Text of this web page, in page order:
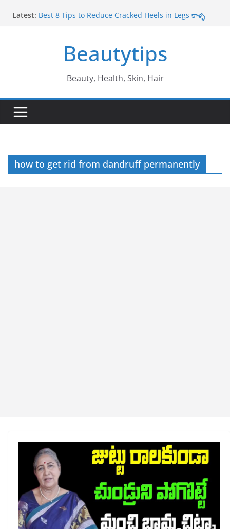
Latest: Best 8 Tips to Reduce Cracked Heels in Legs కాళ్ళ
Amazing Tips to Cure White Hair to Black Hair
Naturally తెల్ల జుట్టు నల్లగా మారాలంటే
Best Amazing Health Benefits of Vavilaku వావిలాకు
ఉపయోగాలు
Beautytips
Beauty, Health, Skin, Hair
how to get rid from dandruff permanently